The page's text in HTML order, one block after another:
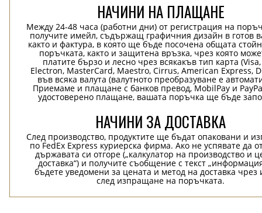
НАЧИНИ НА ПЛАЩАНЕ
Между 24-48 часа (работни дни) от регистрация на
получите имейл, съдържащ графичния дизайн в готов
както и фактура, в която ще бъде посочена общата
поръчката, както и защитена връзка, чрез която
платите бързо и лесно чрез всякакъв тип карта
Electron, MasterCard, Maestro, Cirrus, American Express,
във всяка валута (валутното преобразуване е
Приемаме и плащане с банков превод, MobilPay и
удостоверено плащане, вашата поръчка ще бъде
НАЧИНИ ЗА ДОСТАВКА
След производство, продуктите ще бъдат опаковани и
по FedEx Express куриерска фирма. Ако не успявате да
държавата си отгоре („калкулатор на производство и
доставка“) и получите съобщение с текст
бъдете уведомени за цената и метод на доставка чрез
след изпращане на поръчката.